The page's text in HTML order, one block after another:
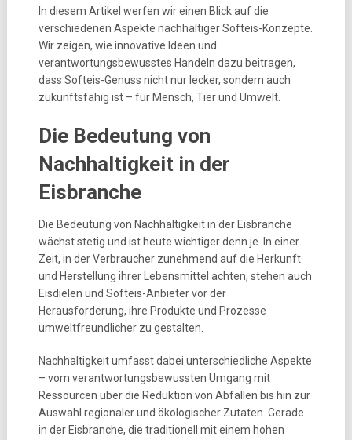
In diesem Artikel werfen wir einen Blick auf die
verschiedenen Aspekte nachhaltiger Softeis-Konzepte.
Wir zeigen, wie innovative Ideen und
verantwortungsbewusstes Handeln dazu beitragen,
dass Softeis-Genuss nicht nur lecker, sondern auch
zukunftsfähig ist – für Mensch, Tier und Umwelt.
Die Bedeutung von
Nachhaltigkeit in der
Eisbranche
Die Bedeutung von Nachhaltigkeit in der Eisbranche
wächst stetig und ist heute wichtiger denn je. In einer
Zeit, in der Verbraucher zunehmend auf die Herkunft
und Herstellung ihrer Lebensmittel achten, stehen auch
Eisdielen und Softeis-Anbieter vor der
Herausforderung, ihre Produkte und Prozesse
umweltfreundlicher zu gestalten.
Nachhaltigkeit umfasst dabei unterschiedliche Aspekte
– vom verantwortungsbewussten Umgang mit
Ressourcen über die Reduktion von Abfällen bis hin zur
Auswahl regionaler und ökologischer Zutaten. Gerade
in der Eisbranche, die traditionell mit einem hohen